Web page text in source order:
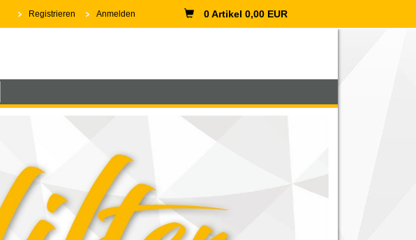
Registrieren Anmelden 0 Artikel 0,00 EUR